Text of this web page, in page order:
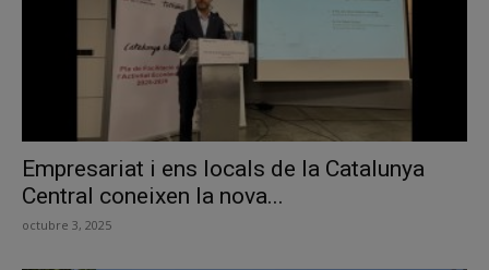
Empresariat i ens locals de la Catalunya
Central coneixen la nova...
octubre 3, 2025